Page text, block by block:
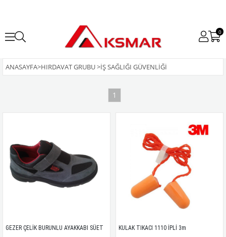
0
ANASAYFA>HIRDAVAT GRUBU>İŞ SAĞLIĞI GÜVENLIĞI
1
GEZER ÇELİK BURUNLU AYAKKABI SÜET KULAK TIKACI 1110 İPLİ 3m